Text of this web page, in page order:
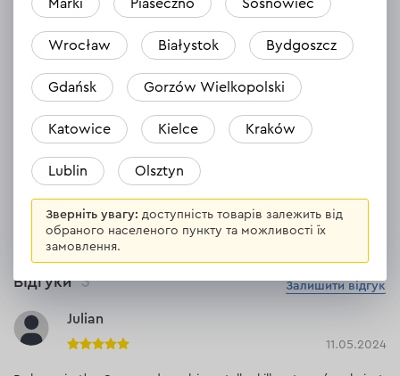
Робочий матеріал
керамічна плитка /
скло
Діаметр в діапазоні 6.1-9 мм
Хвостовик HEX
ВСІ ХАРАКТЕРИСТИКИ
Залишити відгук
Відгуки 3
Julian
11.05.2024
Marki Piaseczno Sosnowiec
Wrocław Białystok Bydgoszcz
Gdańsk Gorzów Wielkopolski
Katowice Kielce Kraków
Lublin Olsztyn
Зверніть увагу: доступність товарів залежить від
обраного населеного пункту та можливості їх
замовлення.